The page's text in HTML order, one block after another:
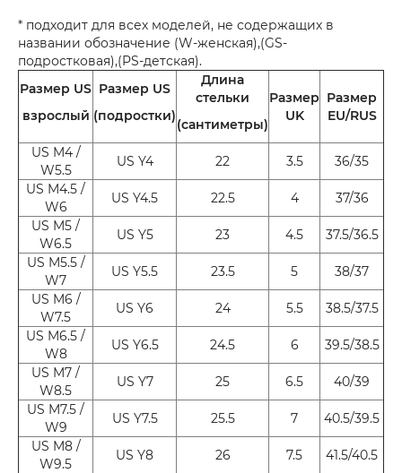
* подходит для всех моделей, не содержащих в
названии обозначение (W-женская),(GS-
подростковая),(PS-детская).
Размер US
взрослый
Размер US
(подростки)
Длина
стельки
(сантиметры)
Размер
UK
Размер
EU/RUS
US M4 /
W5.5
US Y4 22 3.5
36/35
US M4.5 /
W6
US Y4.5 22.5 4
37/36
US M5 /
W6.5
US Y5 23 4.5
37.5/36.5
US M5.5 /
W7
US Y5.5 23.5 5
38/37
US M6 /
W7.5
US Y6 24 5.5
38.5/37.5
US M6.5 /
W8
US Y6.5 24.5 6
39.5/38.5
US M7 /
W8.5
US Y7 25 6.5
40/39
US M7.5 /
W9
US Y7.5 25.5 7
40.5/39.5
US M8 /
W9.5
US Y8 26 7.5
41.5/40.5